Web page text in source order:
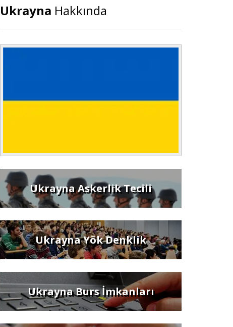
Ukrayna Hakkında
Ukrayna Askerlik Tecili
Ukrayna Yök Denklik
Ukrayna Burs İmkanları